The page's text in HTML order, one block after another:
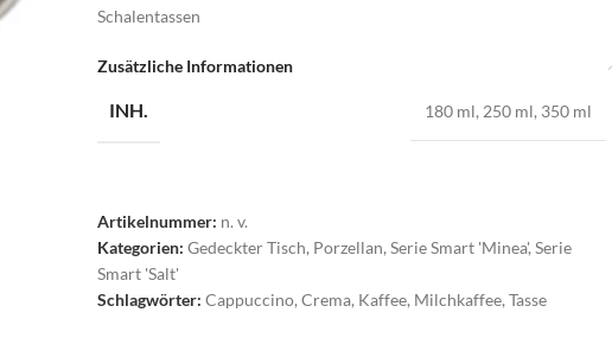
Schalentassen
Zusätzliche Informationen
INH. 180 ml, 250 ml, 350 ml
Artikelnummer: n. v.
Kategorien: Gedeckter Tisch, Porzellan, Serie Smart 'Minea', Serie
Smart 'Salt'
Schlagwörter: Cappuccino, Crema, Kaffee, Milchkaffee, Tasse